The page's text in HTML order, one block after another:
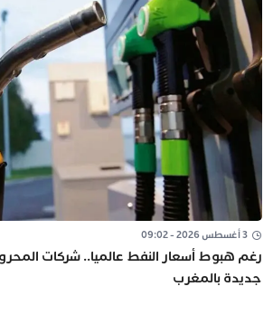
3 أغسطس 2026 - 09:02
رغم هبوط أسعار النفط عالميا.. شركات
جديدة بالمغرب